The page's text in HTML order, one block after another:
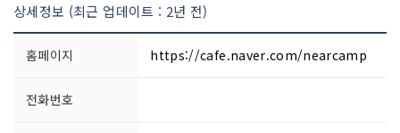
상세정보 (최근 업데이트 : 2년 전)
홈페이지 https://cafe.naver.com/nearcamp
전화번호